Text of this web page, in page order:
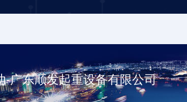
广东顺发起重设备有限公司